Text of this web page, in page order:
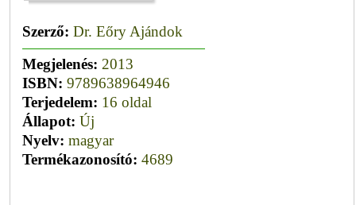
Szerző: Dr. Eőry Ajándok
Megjelenés: 2013
ISBN: 9789638964946
Terjedelem: 16 oldal
Állapot: Új
Nyelv: magyar
Termékazonosító: 4689